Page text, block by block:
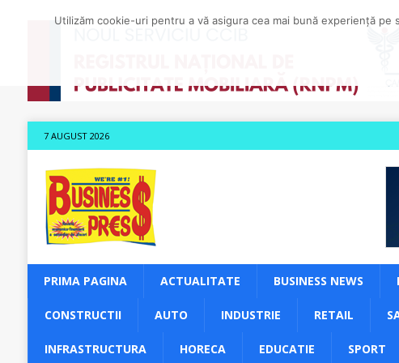
7 AUGUST 2026
PRIMA PAGINA ACTUALITATE BUSINESS NEWS
CONSTRUCTII AUTO INDUSTRIE RETAIL
INFRASTRUCTURA HORECA EDUCATIE SPORT
Utilizăm cookie-uri pentru a vă asigura cea mai bună experiență